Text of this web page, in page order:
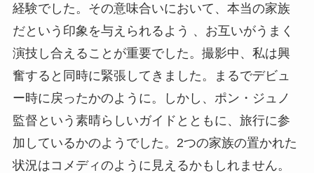
経験でした。その意味合いにおいて、本当の家族
だという印象を与えられるよう 、お互いがうまく
演技し合えることが重要でした。撮影中、私は興
奮すると同時に緊張してきました。まるでデビュ
ー時に戻ったかのように。しかし、ポン・ジュノ
監督という素晴らしいガイドとともに、旅行に参
加しているかのようでした。2つの家族の置かれた
状況はコメディのように見えるかもしれません。